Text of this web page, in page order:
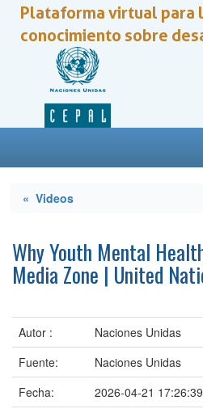
Plataforma virtual para
conocimiento sobre
« Videos
Why Youth Mental
Media Zone | United
Autor :
Naciones Unidas
Fuente:
Naciones Unidas
Fecha:
2026-04-21 17:26:39